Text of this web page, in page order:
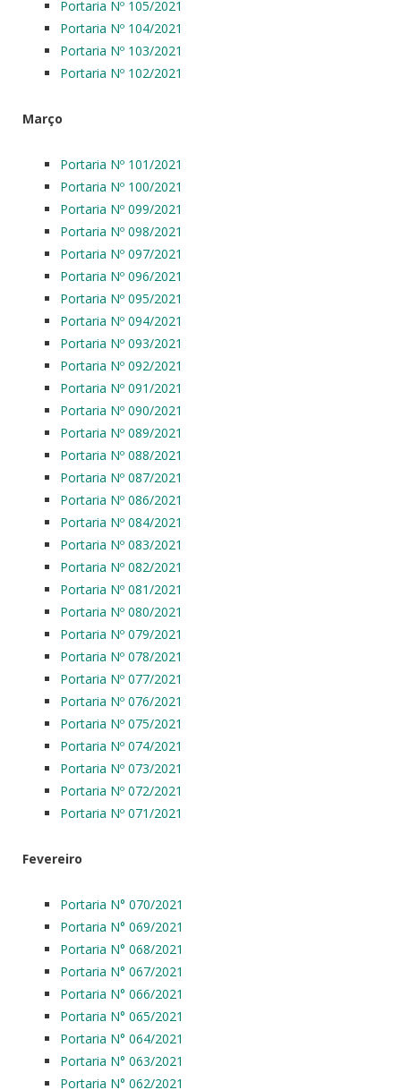
Portaria Nº 105/2021
Portaria Nº 104/2021
Portaria Nº 103/2021
Portaria Nº 102/2021
Março
Portaria Nº 101/2021
Portaria Nº 100/2021
Portaria Nº 099/2021
Portaria Nº 098/2021
Portaria Nº 097/2021
Portaria Nº 096/2021
Portaria Nº 095/2021
Portaria Nº 094/2021
Portaria Nº 093/2021
Portaria Nº 092/2021
Portaria Nº 091/2021
Portaria Nº 090/2021
Portaria Nº 089/2021
Portaria Nº 088/2021
Portaria Nº 087/2021
Portaria Nº 086/2021
Portaria Nº 084/2021
Portaria Nº 083/2021
Portaria Nº 082/2021
Portaria Nº 081/2021
Portaria Nº 080/2021
Portaria Nº 079/2021
Portaria Nº 078/2021
Portaria Nº 077/2021
Portaria Nº 076/2021
Portaria Nº 075/2021
Portaria Nº 074/2021
Portaria Nº 073/2021
Portaria Nº 072/2021
Portaria Nº 071/2021
Fevereiro
Portaria N° 070/2021
Portaria N° 069/2021
Portaria N° 068/2021
Portaria N° 067/2021
Portaria N° 066/2021
Portaria N° 065/2021
Portaria N° 064/2021
Portaria N° 063/2021
Portaria N° 062/2021